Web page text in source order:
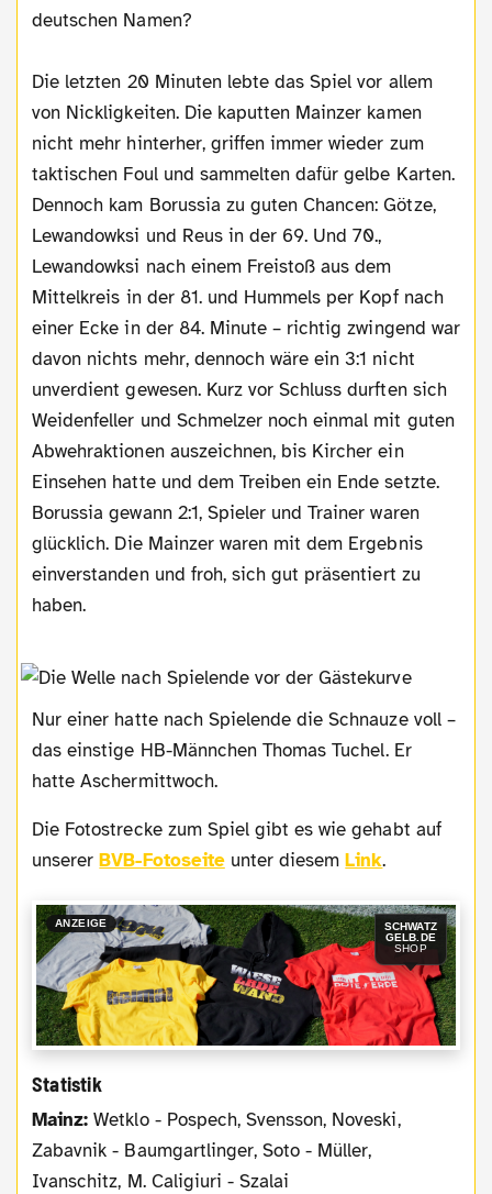
deutschen Namen?
Die letzten 20 Minuten lebte das Spiel vor allem
von Nickligkeiten. Die kaputten Mainzer kamen
nicht mehr hinterher, griffen immer wieder zum
taktischen Foul und sammelten dafür gelbe Karten.
Dennoch kam Borussia zu guten Chancen: Götze,
Lewandowksi und Reus in der 69. Und 70.,
Lewandowksi nach einem Freistoß aus dem
Mittelkreis in der 81. und Hummels per Kopf nach
einer Ecke in der 84. Minute – richtig zwingend war
davon nichts mehr, dennoch wäre ein 3:1 nicht
unverdient gewesen. Kurz vor Schluss durften sich
Weidenfeller und Schmelzer noch einmal mit guten
Abwehraktionen auszeichnen, bis Kircher ein
Einsehen hatte und dem Treiben ein Ende setzte.
Borussia gewann 2:1, Spieler und Trainer waren
glücklich. Die Mainzer waren mit dem Ergebnis
einverstanden und froh, sich gut präsentiert zu
haben.
Nur einer hatte nach Spielende die Schnauze voll –
das einstige HB-Männchen Thomas Tuchel. Er
hatte Aschermittwoch.
Die Fotostrecke zum Spiel gibt es wie gehabt auf
unsererBVB-Fotoseiteunter diesemLink.
ANZEIGE
SCHWATZ
GELB.DE
SHOP
Statistik
Mainz:Wetklo - Pospech, Svensson, Noveski,
Zabavnik - Baumgartlinger, Soto - Müller,
Ivanschitz, M. Caligiuri - Szalai